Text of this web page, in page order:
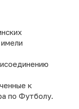
к
по Футболу.